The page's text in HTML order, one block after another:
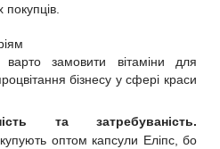
варто замовити вітаміни для
бізнесу у сфері краси
та затребуваність.
оптом капсули Еліпс, бо